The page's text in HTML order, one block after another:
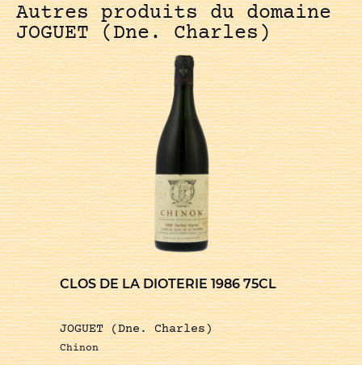
Autres produits du domaine
JOGUET (Dne. Charles)
CLOS DE LA DIOTERIE 1986 75CL
JOGUET (Dne. Charles)
Chinon